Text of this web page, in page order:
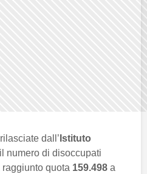
dall’ Istituto
numero di disoccupati
raggiunto quota 159.498 a